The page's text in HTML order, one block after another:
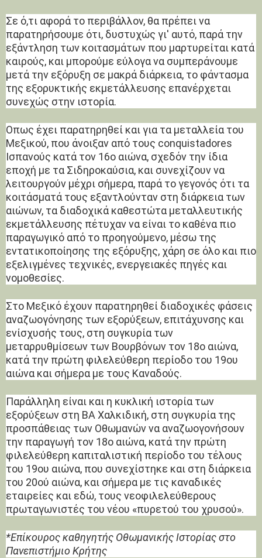
Σε ό,τι αφορά το περιβάλλον, θα πρέπει να
παρατηρήσουμε ότι, δυστυχώς γι' αυτό, παρά την
εξάντληση των κοιτασμάτων που μαρτυρείται κατά
καιρούς, και μπορούμε εύλογα να συμπεράνουμε
μετά την εξόρυξη σε μακρά διάρκεια, το φάντασμα
της εξορυκτικής εκμετάλλευσης επανέρχεται
συνεχώς στην ιστορία.
Οπως έχει παρατηρηθεί και για τα μεταλλεία του
Μεξικού, που άνοιξαν από τους conquistadores
Ισπανούς κατά τον 16ο αιώνα, σχεδόν την ίδια
εποχή με τα Σιδηροκαύσια, και συνεχίζουν να
λειτουργούν μέχρι σήμερα, παρά το γεγονός ότι τα
κοιτάσματά τους εξαντλούνταν στη διάρκεια των
αιώνων, τα διαδοχικά καθεστώτα μεταλλευτικής
εκμετάλλευσης πέτυχαν να είναι το καθένα πιο
παραγωγικό από το προηγούμενο, μέσω της
εντατικοποίησης της εξόρυξης, χάρη σε όλο και πιο
εξελιγμένες τεχνικές, ενεργειακές πηγές και
νομοθεσίες.
Στο Μεξικό έχουν παρατηρηθεί διαδοχικές φάσεις
αναζωογόνησης των εξορύξεων, επιτάχυνσης και
ενίσχυσής τους, στη συγκυρία των
μεταρρυθμίσεων των Βουρβόνων τον 18ο αιώνα,
κατά την πρώτη φιλελεύθερη περίοδο του 19ου
αιώνα και σήμερα με τους Καναδούς.
Παράλληλη είναι και η κυκλική ιστορία των
εξορύξεων στη ΒΑ Χαλκιδική, στη συγκυρία της
προσπάθειας των Οθωμανών να αναζωογονήσουν
την παραγωγή τον 18ο αιώνα, κατά την πρώτη
φιλελεύθερη καπιταλιστική περίοδο του τέλους
του 19ου αιώνα, που συνεχίστηκε και στη διάρκεια
του 20ού αιώνα, και σήμερα με τις καναδικές
εταιρείες και εδώ, τους νεοφιλελεύθερους
πρωταγωνιστές του νέου «πυρετού του χρυσού».
*Eπίκουρος καθηγητής Οθωμανικής Ιστορίας στο
Πανεπιστήμιο Κρήτης